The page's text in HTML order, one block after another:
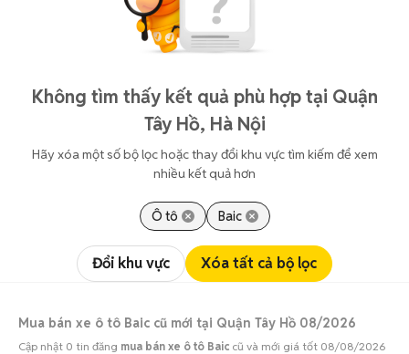
Không tìm thấy kết quả phù hợp tại Quận
Tây Hồ, Hà Nội
Hãy xóa một số bộ lọc hoặc thay đổi khu vực tìm kiếm để xem
nhiều kết quả hơn
Ô tô Baic
Đổi khu vực Xóa tất cả bộ lọc
Mua bán xe ô tô Baic cũ mới tại Quận Tây Hồ 08/2026
Cập nhật 0 tin đăng mua bán xe ô tô Baic cũ và mới giá tốt 08/08/2026